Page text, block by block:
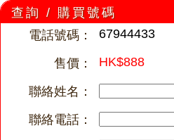
查詢 / 購買號碼
電話號碼：
67944433
售價： HK$888
聯絡姓名：
聯絡電話：